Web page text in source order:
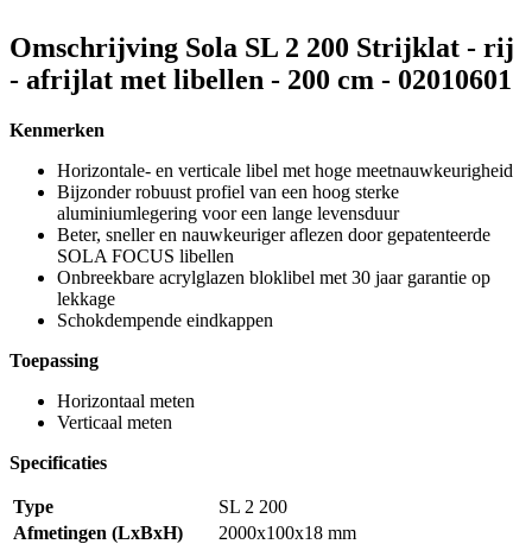
Omschrijving Sola SL 2 200 Strijklat - rij
- afrijlat met libellen - 200 cm - 02010601
Kenmerken
Horizontale- en verticale libel met hoge meetnauwkeurigheid
Bijzonder robuust profiel van een hoog sterke
aluminiumlegering voor een lange levensduur
Beter, sneller en nauwkeuriger aflezen door gepatenteerde
SOLA FOCUS libellen
Onbreekbare acrylglazen bloklibel met 30 jaar garantie op
lekkage
Schokdempende eindkappen
Toepassing
Horizontaal meten
Verticaal meten
Specificaties
Type
SL 2 200
Afmetingen (LxBxH)
2000x100x18 mm